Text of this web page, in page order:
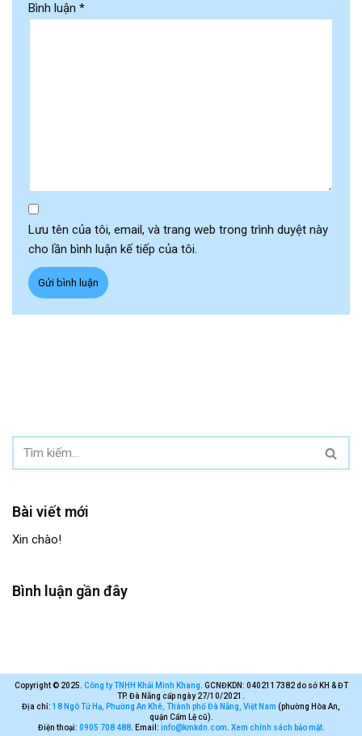
Bình luận *
Lưu tên của tôi, email, và trang web trong trình duyệt này
cho lần bình luận kế tiếp của tôi.
Bài viết mới
Xin chào!
Bình luận gần đây
Copyright © 2025. Công ty TNHH Khải Minh Khang . GCNĐKDN: 0402117382 do sở KH & ĐT
TP. Đà Nẵng cấp ngày 27/10/2021.
Địa chỉ: 18 Ngô Tử Hạ, Phường An Khê, Thành phố Đà Nẵng, Việt Nam (phường Hòa An,
quận Cẩm Lệ cũ).
Điện thoại: 0905 708 488. Email: info@kmkdn.com Xem chính sách bảo mật.